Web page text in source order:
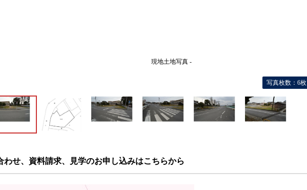
現地土地写真 -
写真枚数：6枚
わせ、資料請求、見学のお申し込みはこちらから